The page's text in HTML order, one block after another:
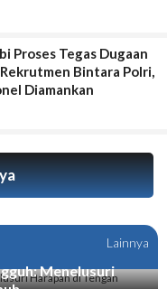
Proses Tegas Dugaan
Bintara Polri,
Diamankan
Lainnya
Menelusuri